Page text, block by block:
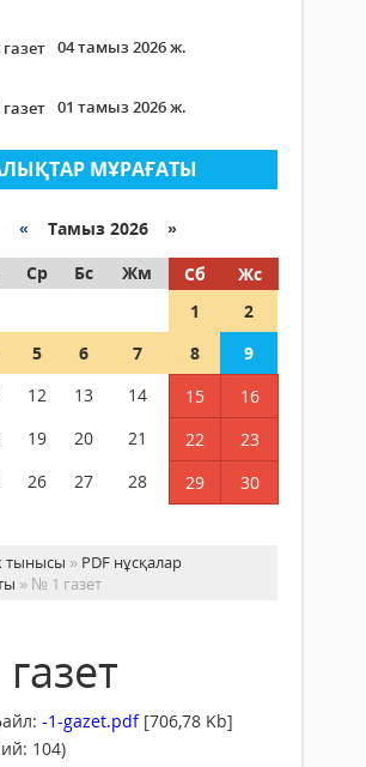
04 тамыз 2026 ж.
01 тамыз 2026 ж.
МҰРАҒАТЫ
« Тамыз 2026 »
Ср Бс Жм Сб
Жс
1
2
5 6 7 8
9
12 13 14 15
16
19 20 21 22
23
26 27 28 29
30
тынысы » PDF нұсқалар
» № 1 газет
-1-gazet.pdf[706,78 Kb]
104)